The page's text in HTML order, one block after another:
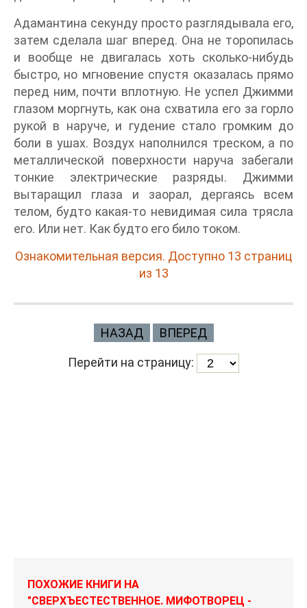
Адамантина секунду просто разглядывала его,
затем сделала шаг вперед. Она не торопилась
и вообще не двигалась хоть сколько-нибудь
быстро, но мгновение спустя оказалась прямо
перед ним, почти вплотную. Не успел Джимми
глазом моргнуть, как она схватила его за горло
рукой в наруче, и гудение стало громким до
боли в ушах. Воздух наполнился треском, а по
металлической поверхности наруча забегали
тонкие электрические разряды. Джимми
вытаращил глаза и заорал, дергаясь всем
телом, будто какая-то невидимая сила трясла
его. Или нет. Как будто его било током.
Ознакомительная версия. Доступно 13 страниц
из 13
НАЗАД ВПЕРЕД
Перейти на страницу:
ПОХОЖИЕ КНИГИ НА
"СВЕРХЪЕСТЕСТВЕННОЕ. МИФОТВОРЕЦ -